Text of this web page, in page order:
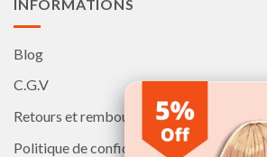
INFORMATIONS
Blog
C.G.V
Retours et remboursements
Politique de confidentialité